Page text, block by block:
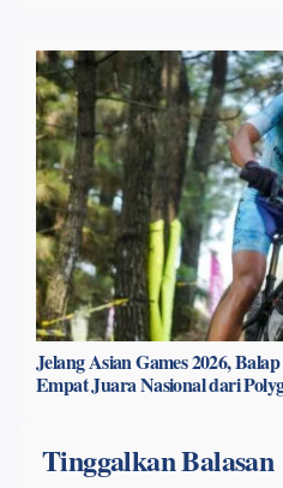
Jelang Asian Games 2026,
Empat Juara Nasional dari
Tinggalkan Balasan